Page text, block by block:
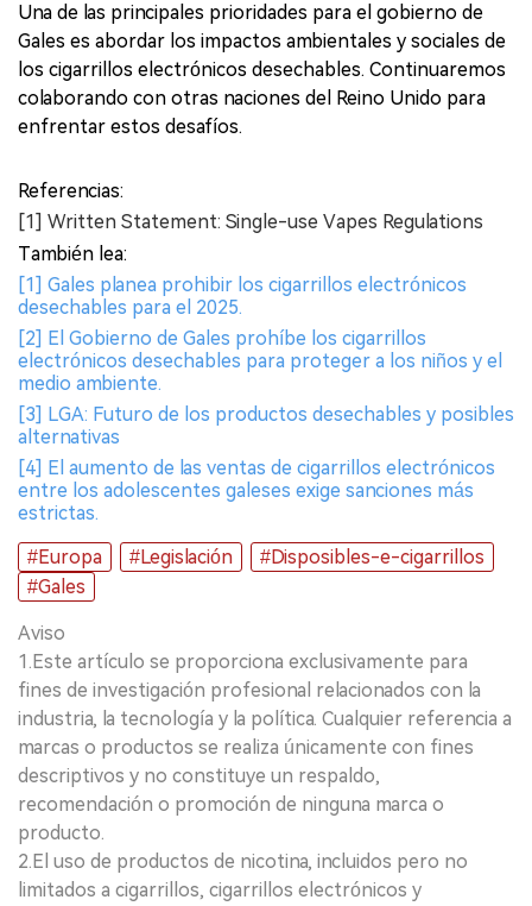
Una de las principales prioridades para el gobierno de
Gales es abordar los impactos ambientales y sociales de
los cigarrillos electrónicos desechables. Continuaremos
colaborando con otras naciones del Reino Unido para
enfrentar estos desafíos.
Referencias:
[1] Written Statement: Single-use Vapes Regulations
También lea:
[1] Gales planea prohibir los cigarrillos electrónicos
desechables para el 2025.
[2] El Gobierno de Gales prohíbe los cigarrillos
electrónicos desechables para proteger a los niños y el
medio ambiente.
[3] LGA: Futuro de los productos desechables y posibles
alternativas
[4] El aumento de las ventas de cigarrillos electrónicos
entre los adolescentes galeses exige sanciones más
estrictas.
#Europa
#Legislación
#Disposibles-e-cigarrillos
#Gales
Aviso
1.Este artículo se proporciona exclusivamente para
fines de investigación profesional relacionados con la
industria, la tecnología y la política. Cualquier referencia a
marcas o productos se realiza únicamente con fines
descriptivos y no constituye un respaldo,
recomendación o promoción de ninguna marca o
producto.
2.El uso de productos de nicotina, incluidos pero no
limitados a cigarrillos, cigarrillos electrónicos y